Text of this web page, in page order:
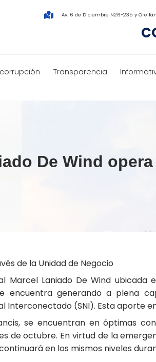
Av. 6 de Diciembre N26-235 y
Transparencia
De Wind
de la Unidad de Negocio
Marcel Laniado De Wind
encuentra generando a plena
Interconectado (SNI). Esta aporte
se encuentran en óptimas
de octubre. En virtud de la
en los mismos niveles